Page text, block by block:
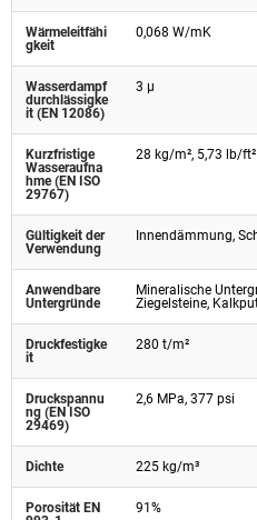
Wärmeleitfähi
gkeit
0,068 W/mK
Wasserdampf
durchlässigke
it (EN 12086)
3 µ
Kurzfristige
Wasseraufna
hme (EN ISO
29767)
28 kg/m², 5,73 lb/ft²
Gültigkeit der
Verwendung
Innendämmung,
Anwendbare
Untergründe
Mineralische
Ziegelsteine,
Druckfestigke
it
280 t/m²
Druckspannu
ng (EN ISO
29469)
2,6 MPa, 377 psi
Dichte 225 kg/m³
Porosität EN
91%